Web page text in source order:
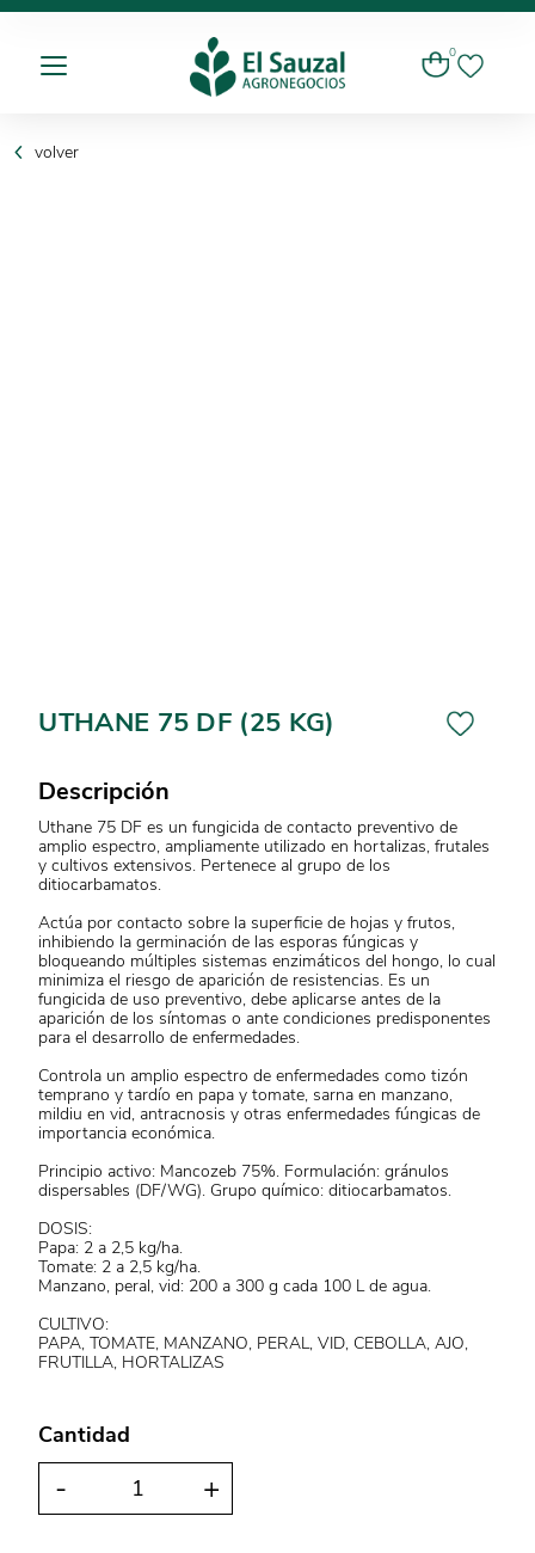
0
volver
UTHANE 75 DF (25 KG)
Descripción
Uthane 75 DF es un fungicida de contacto preventivo de
amplio espectro, ampliamente utilizado en hortalizas, frutales
y cultivos extensivos. Pertenece al grupo de los
ditiocarbamatos.
Actúa por contacto sobre la superficie de hojas y frutos,
inhibiendo la germinación de las esporas fúngicas y
bloqueando múltiples sistemas enzimáticos del hongo, lo cual
minimiza el riesgo de aparición de resistencias. Es un
fungicida de uso preventivo, debe aplicarse antes de la
aparición de los síntomas o ante condiciones predisponentes
para el desarrollo de enfermedades.
Controla un amplio espectro de enfermedades como tizón
temprano y tardío en papa y tomate, sarna en manzano,
mildiu en vid, antracnosis y otras enfermedades fúngicas de
importancia económica.
Principio activo: Mancozeb 75%. Formulación: gránulos
dispersables (DF/WG). Grupo químico: ditiocarbamatos.
DOSIS:
Papa: 2 a 2,5 kg/ha.
Tomate: 2 a 2,5 kg/ha.
Manzano, peral, vid: 200 a 300 g cada 100 L de agua.
CULTIVO:
PAPA, TOMATE, MANZANO, PERAL, VID, CEBOLLA, AJO,
FRUTILLA, HORTALIZAS
Cantidad
- +